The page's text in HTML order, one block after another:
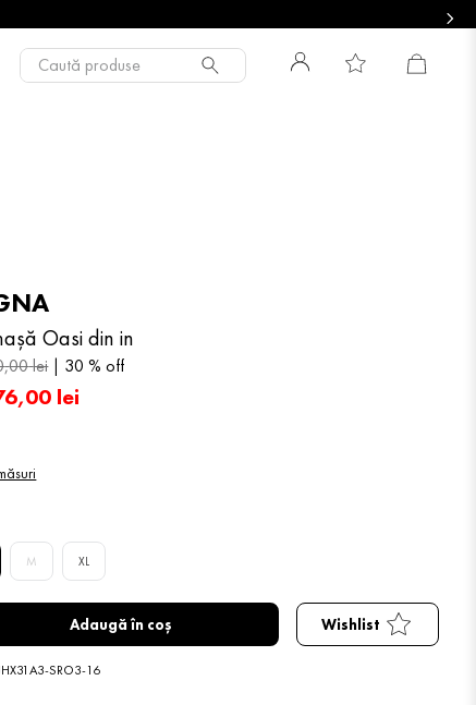
Caută produse
Oasi din in
,00lei 30 % off
,00 lei
M XL
Adaugă în coș Wishlist
SRO3-16